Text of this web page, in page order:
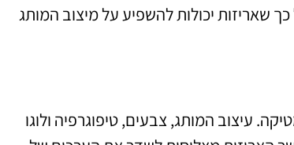
שאריזות יכולות להשפיע על מיצוב המותג
עיצוב המותג, צבעים, טיפוגרפיה ולוגו